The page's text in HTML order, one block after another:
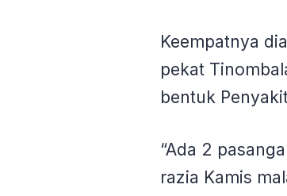
Keempatnya
pekat
bentuk
“Ada 2
razia Kamis